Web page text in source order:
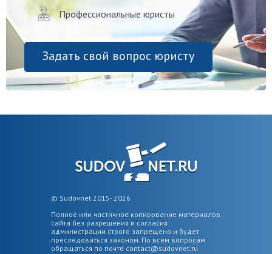
Профессиональные юристы
Задать свой вопрос юристу
© Sudovnet 2015- 2026
Полное или частичное копирование материалов
сайта без разрешения и согласия
администрации строго запрещено и будет
преследоваться законом. По всем вопросам
обращаться по почте contact@sudovnet.ru